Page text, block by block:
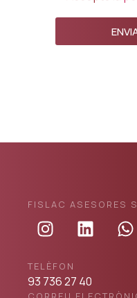
FISLAC ASESORES
TELÈFON
93 736 27 40